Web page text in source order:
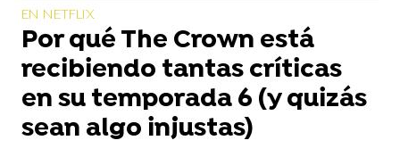
EN NETFLIX
Por qué The Crown está
recibiendo tantas críticas
en su temporada 6 (y quizás
sean algo injustas)